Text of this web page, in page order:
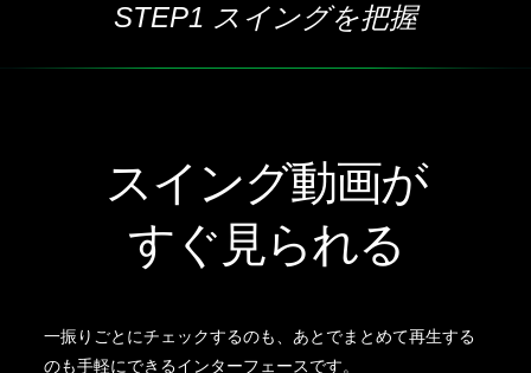
STEP1 スイングを把握
スイング動画が
すぐ見られる
一振りごとにチェックするのも、あとでまとめて再生する
のも手軽にできるインターフェースです。